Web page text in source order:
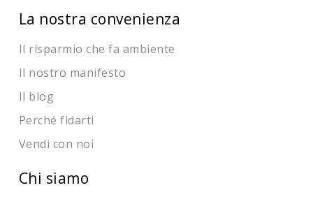
La nostra convenienza
Il risparmio che fa ambiente
Il nostro manifesto
Il blog
Perché fidarti
Vendi con noi
Chi siamo